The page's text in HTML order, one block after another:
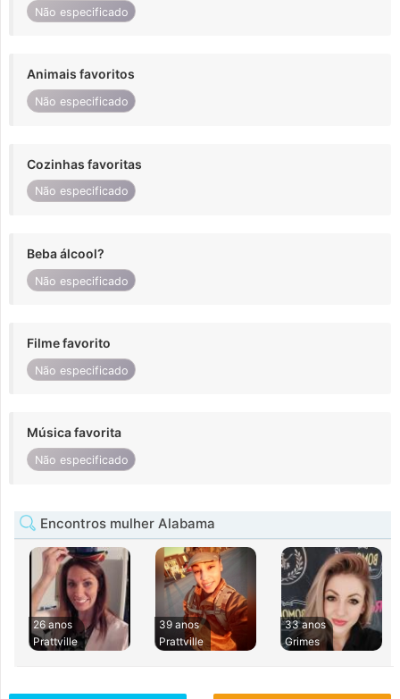
Não especificado
Animais favoritos
Não especificado
Cozinhas favoritas
Não especificado
Beba álcool?
Não especificado
Filme favorito
Não especificado
Música favorita
Não especificado
Encontros mulher Alabama
26 anos
Prattville
39 anos
Prattville
33 anos
Grimes